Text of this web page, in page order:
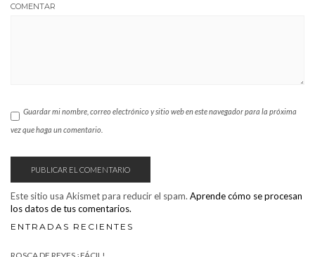
COMENTAR
Guardar mi nombre, correo electrónico y sitio web en este navegador para la próxima
vez que haga un comentario.
Este sitio usa Akismet para reducir el spam. Aprende cómo se procesan
los datos de tus comentarios.
ENTRADAS RECIENTES